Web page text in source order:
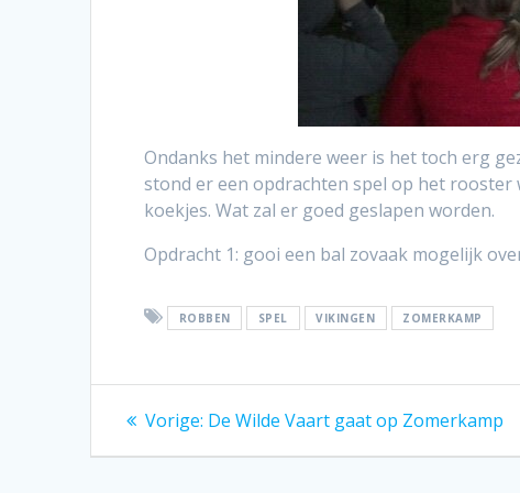
Ondanks het mindere weer is het toch erg
stond er een opdrachten spel op het rooster
koekjes. Wat zal er goed geslapen worden.
Opdracht 1: gooi een bal zovaak mogelijk
ROBBEN SPEL VIKINGEN ZOMERKAMP
Bericht
navigatie
Vorige: Vorig
De Wilde Vaart gaat op Zomerkamp